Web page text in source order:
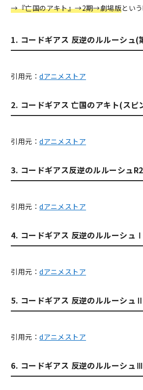
→『亡国のアキト』→2期→劇場版とい
1. コードギアス 反逆のルルーシュ(
引用元：dアニメストア
2. コードギアス 亡国のアキト(スピ
引用元：dアニメストア
3. コードギアス反逆のルルーシュ
引用元：dアニメストア
4. コードギアス 反逆のルルーシュ
引用元：dアニメストア
5. コードギアス 反逆のルルーシュ
引用元：dアニメストア
6. コードギアス 反逆のルルーシュ